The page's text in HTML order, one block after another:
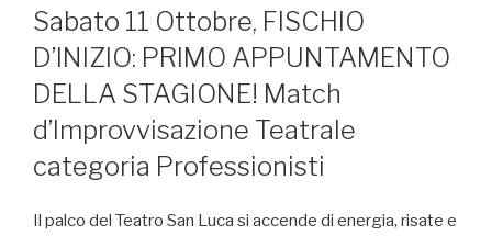
IL
Sabato 11 Ottobre, FISCHIO
D’INIZIO: PRIMO APPUNTAMENTO
DELLA STAGIONE! Match
d’Improvvisazione Teatrale
categoria Professionisti
Il palco del Teatro San Luca si accende di energia, risate e